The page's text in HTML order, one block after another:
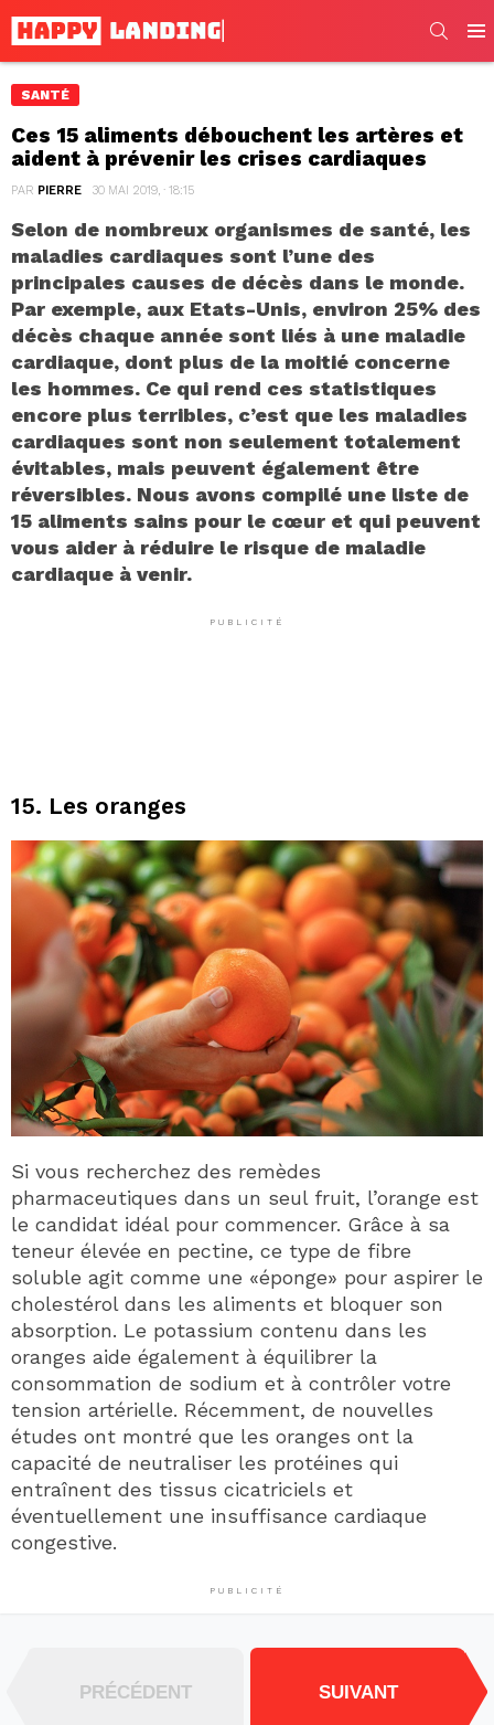
SANTÉ
Ces 15 aliments débouchent les artères et
aident à prévenir les crises cardiaques
PAR PIERRE 30 MAI 2019, · 18:15
Selon de nombreux organismes de santé, les
maladies cardiaques sont l’une des
principales causes de décès dans le monde.
Par exemple, aux Etats-Unis, environ 25% des
décès chaque année sont liés à une maladie
cardiaque, dont plus de la moitié concerne
les hommes. Ce qui rend ces statistiques
encore plus terribles, c’est que les maladies
cardiaques sont non seulement totalement
évitables, mais peuvent également être
réversibles. Nous avons compilé une liste de
15 aliments sains pour le cœur et qui peuvent
vous aider à réduire le risque de maladie
cardiaque à venir.
PUBLICITÉ
15. Les oranges
Si vous recherchez des remèdes
pharmaceutiques dans un seul fruit, l’orange est
le candidat idéal pour commencer. Grâce à sa
teneur élevée en pectine, ce type de fibre
soluble agit comme une «éponge» pour aspirer le
cholestérol dans les aliments et bloquer son
absorption. Le potassium contenu dans les
oranges aide également à équilibrer la
consommation de sodium et à contrôler votre
tension artérielle. Récemment, de nouvelles
études ont montré que les oranges ont la
capacité de neutraliser les protéines qui
entraînent des tissus cicatriciels et
éventuellement une insuffisance cardiaque
congestive.
PUBLICITÉ
PRÉCÉDENT SUIVANT